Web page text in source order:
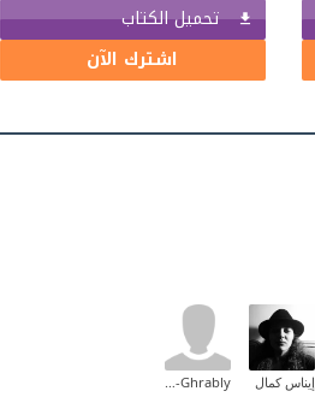
تحميل الكتاب
اشترك الآن
إيناس كمال Sami Ali El-Ghrably